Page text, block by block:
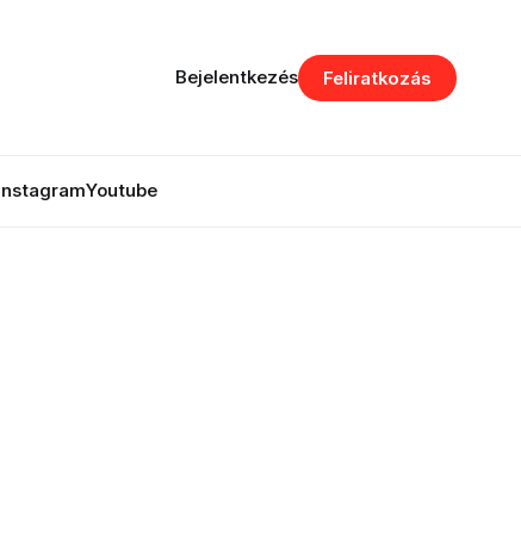
Youtube
Bejelentkezés Feliratkozás